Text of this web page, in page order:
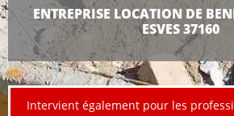
ENTREPRISE LOCATION DE
ESVES 37160
Intervient également pour les